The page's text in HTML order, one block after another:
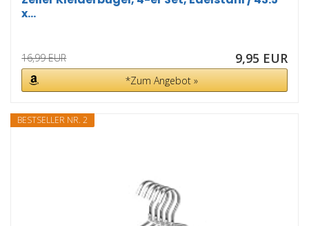
x...
16,99 EUR 9,95 EUR
*Zum Angebot »
BESTSELLER NR. 2